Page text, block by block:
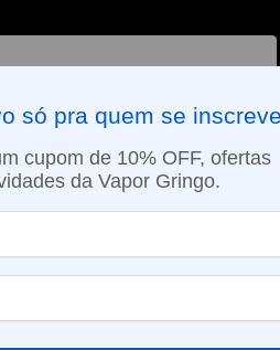
E-LIQUÍDOS NICOTINA ORAL
SEX): PEDIDOS APROVADOS ATÉ
Líquido
Mango Cake
só pra quem se
cupom de 10% OFF, ofertas
da Vapor Gringo.